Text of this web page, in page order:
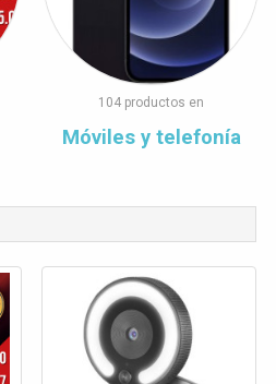
104 productos en
Móviles y telefonía